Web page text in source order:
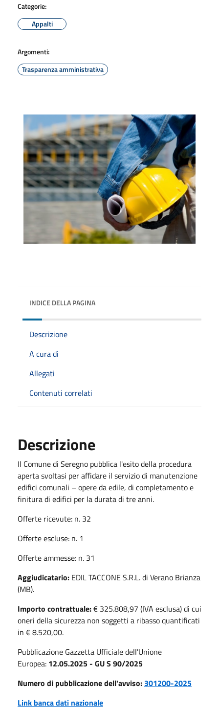
Categorie:
Appalti
Argomenti:
Trasparenza amministrativa
INDICE DELLA PAGINA
Descrizione
A cura di
Allegati
Contenuti correlati
Descrizione
Il Comune di Seregno pubblica l'esito della procedura
aperta svoltasi per affidare il servizio di manutenzione
edifici comunali – opere da edile, di completamento e
finitura di edifici per la durata di tre anni.
Offerte ricevute: n. 32
Offerte escluse: n. 1
Offerte ammesse: n. 31
Aggiudicatario: EDIL TACCONE S.R.L. di Verano Brianza
(MB).
Importo contrattuale:€ 325.808,97 (IVA esclusa) di cui
oneri della sicurezza non soggetti a ribasso quantificati
in € 8.520,00.
Pubblicazione Gazzetta Ufficiale dell'Unione
Europea: 12.05.2025 - GU S 90/2025
Numero di pubblicazione dell'avviso: 301200-2025
Link banca dati nazionale